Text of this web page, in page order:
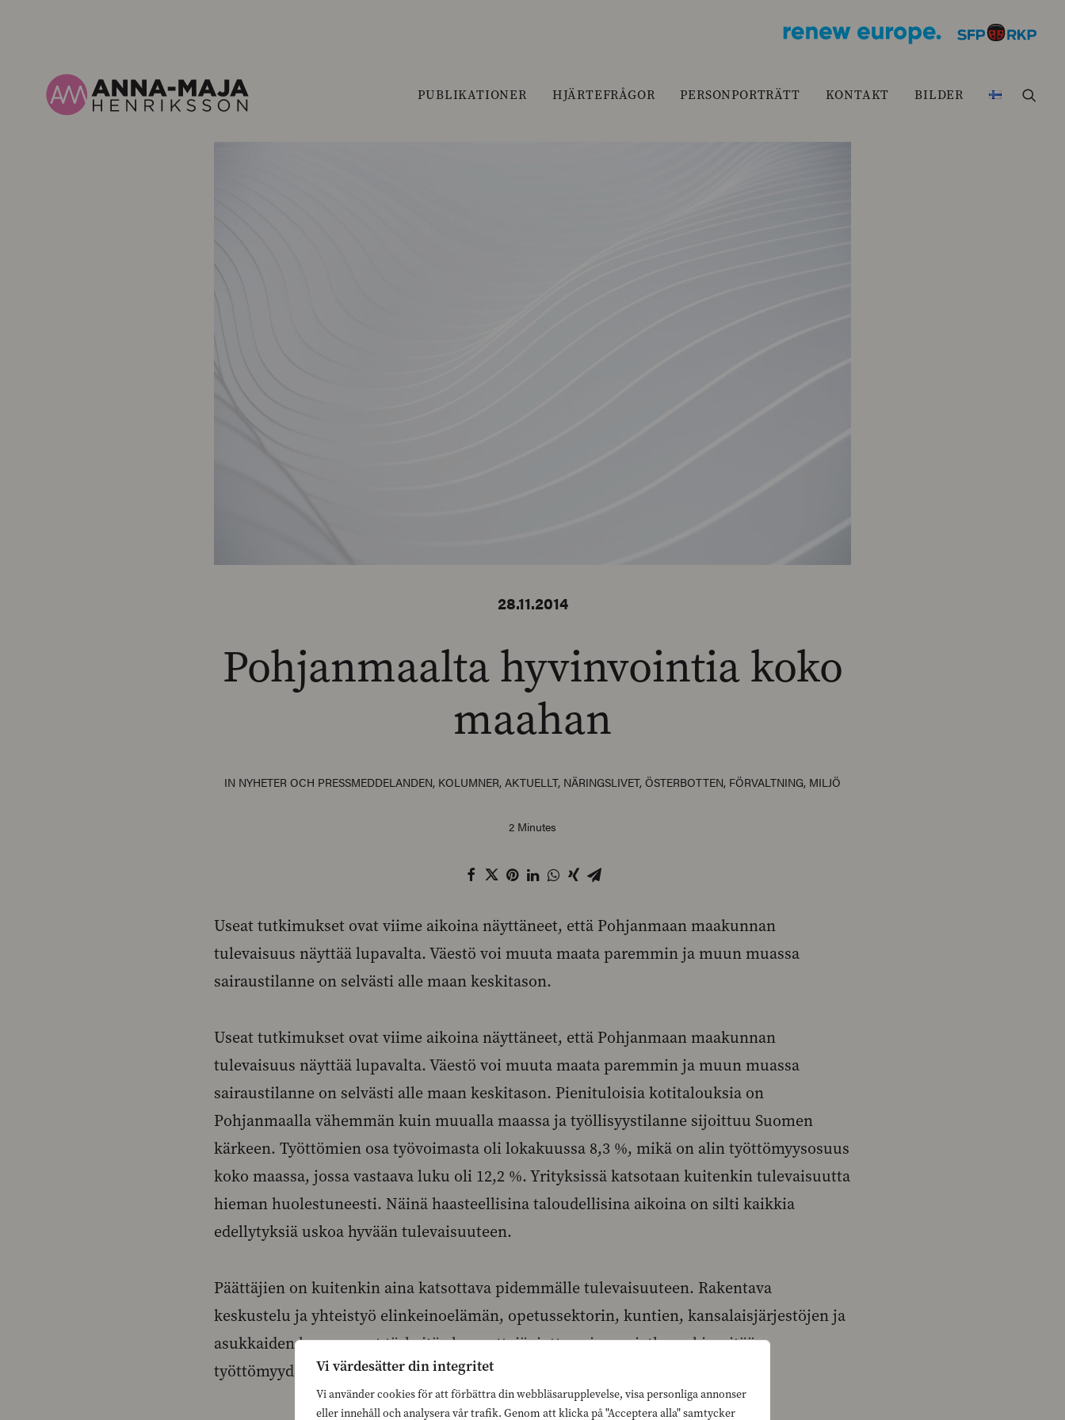
Vi värdesätter din integritet
Vi använder cookies för att förbättra din webbläsarupplevelse, visa personliga annonser
eller innehåll och analysera vår trafik. Genom att klicka på "Acceptera alla" samtycker
PUBLIKATIONER HJÄRTEFRÅGOR PERSONPORTRÄTT KONTAKT BILDER
28.11.2014
Pohjanmaalta hyvinvointia koko
maahan
IN NYHETER OCH PRESSMEDDELANDEN, KOLUMNER, AKTUELLT, NÄRINGSLIVET, ÖSTERBOTTEN, FÖRVALTNING, MILJÖ
2 Minutes
Useat tutkimukset ovat viime aikoina näyttäneet, että Pohjanmaan maakunnan
tulevaisuus näyttää lupavalta. Väestö voi muuta maata paremmin ja muun muassa
sairaustilanne on selvästi alle maan keskitason.
Useat tutkimukset ovat viime aikoina näyttäneet, että Pohjanmaan maakunnan
tulevaisuus näyttää lupavalta. Väestö voi muuta maata paremmin ja muun muassa
sairaustilanne on selvästi alle maan keskitason. Pienituloisia kotitalouksia on
Pohjanmaalla vähemmän kuin muualla maassa ja työllisyystilanne sijoittuu Suomen
kärkeen. Työttömien osa työvoimasta oli lokakuussa 8,3 %, mikä on alin työttömyysosuus
koko maassa, jossa vastaava luku oli 12,2 %. Yrityksissä katsotaan kuitenkin tulevaisuutta
hieman huolestuneesti. Näinä haasteellisina taloudellisina aikoina on silti kaikkia
edellytyksiä uskoa hyvään tulevaisuuteen.
Päättäjien on kuitenkin aina katsottava pidemmälle tulevaisuuteen. Rakentava
keskustelu ja yhteistyö elinkeinoelämän, opetussektorin, kuntien, kansalaisjärjestöjen ja
asukkaiden kanssa ovat tärkeitä elementtejä, jotta voimme jatkossakin pitää
työttömyyden alhaisena.